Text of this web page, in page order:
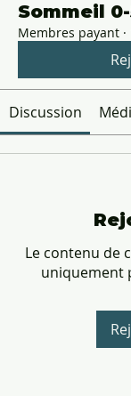
Sommeil
Membres payant ·
Discussion
Le contenu de
uniquement